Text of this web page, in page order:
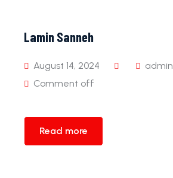
Lamin Sanneh
August 14, 2024
admin
Comment off
Read more